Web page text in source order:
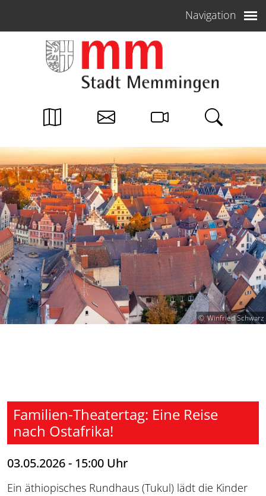
Navigation
Winfried Schwarz
Familien-Theatertag: Eine Reise
nach Ostafrika!
03.05.2026 - 15:00 Uhr
Ein äthiopisches Rundhaus (Tukul) lädt die Kinder